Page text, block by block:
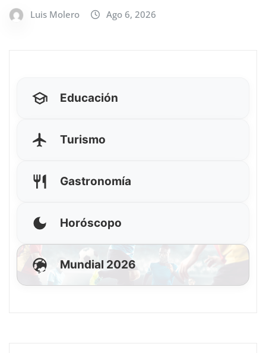
Luis Molero Ago 6, 2026
Educación
Turismo
Gastronomía
Horóscopo
Mundial 2026